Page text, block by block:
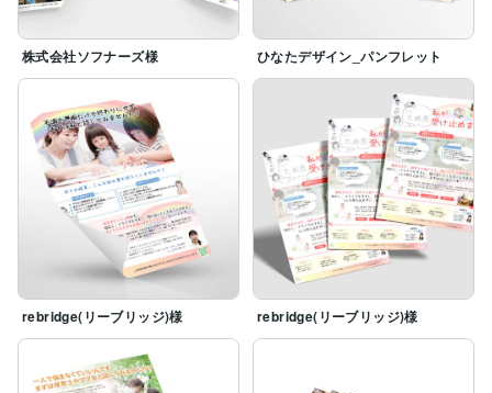
株式会社ソフナーズ様 ひなたデザイン_パンフレット
rebridge(リーブリッジ)様 rebridge(リーブリッジ)様